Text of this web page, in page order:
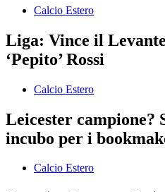
Calcio Estero
Liga: Vince il
‘Pepito’ Rossi
Calcio Estero
Leicester campione?
incubo per i
Calcio Estero